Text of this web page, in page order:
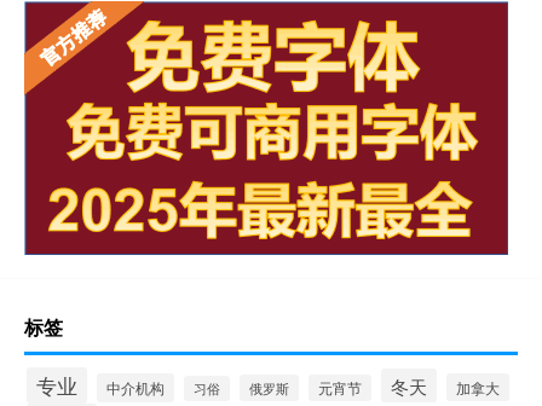
标签
专业 中介机构 习俗 俄罗斯 元宵节 冬天 加拿大